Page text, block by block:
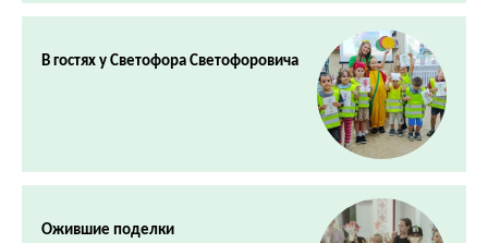
В гостях у Светофора Светофоровича
Ожившие поделки